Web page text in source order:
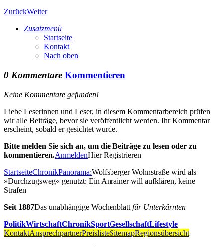
ZurückWeiter
Zusatzmenü
Startseite
Kontakt
Nach oben
0 Kommentare Kommentieren
Keine Kommentare gefunden!
Liebe Leserinnen und Leser, in diesem Kommentarbereich prüfen
wir alle Beiträge, bevor sie veröffentlicht werden. Ihr Kommentar
erscheint, sobald er gesichtet wurde.
Bitte melden Sie sich an, um die Beiträge zu lesen oder zu
kommentieren.AnmeldenHier Registrieren
StartseiteChronikPanorama:Wolfsberger Wohnstraße wird als
»Durchzugsweg« genutzt: Ein Anrainer will aufklären, keine
Strafen
Seit 1887Das unabhängige Wochenblatt für Unterkärnten
PolitikWirtschaftChronikSportGesellschaftLifestyle
KontaktAnsprechpartnerPreislisteSitemapRegionsübersicht